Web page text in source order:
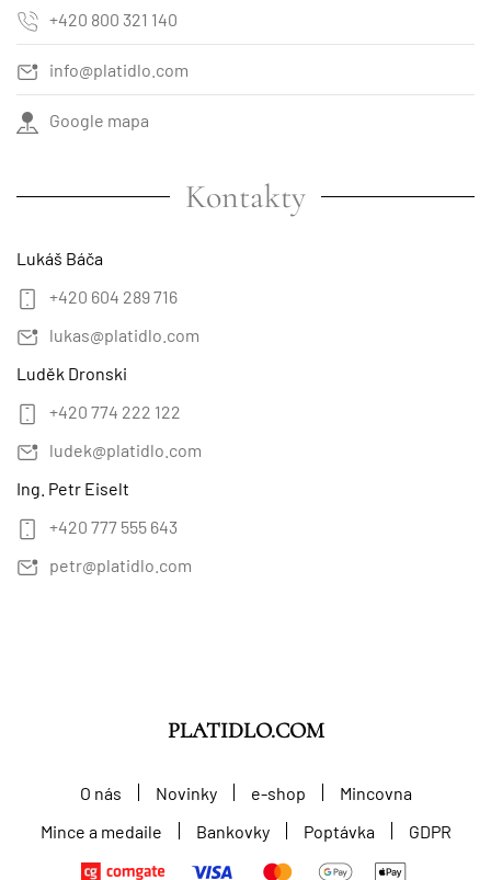
+420 800 321 140
info@platidlo.com
Google mapa
Kontakty
Lukáš Báča
+420 604 289 716
lukas@platidlo.com
Luděk Dronski
+420 774 222 122
ludek@platidlo.com
Ing. Petr Eiselt
+420 777 555 643
petr@platidlo.com
PLATIDLO.COM
O nás Novinky e-shop
Mincovna
Mince a medaile
Bankovky Poptávka GDPR